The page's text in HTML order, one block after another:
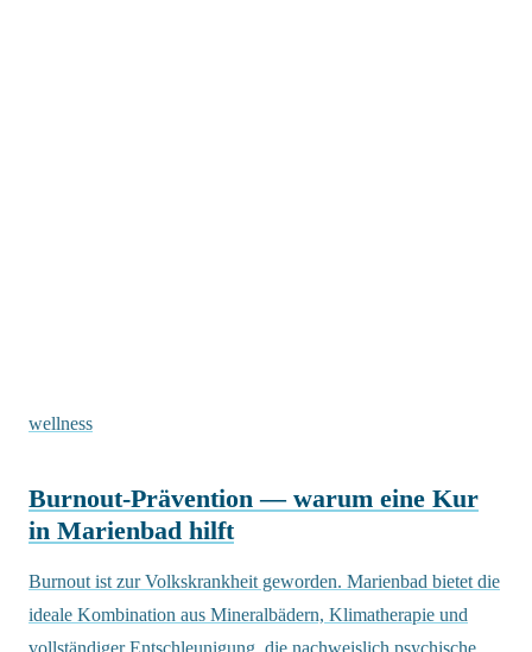
wellness
Burnout-Prävention — warum eine Kur
in Marienbad hilft
Burnout ist zur Volkskrankheit geworden. Marienbad bietet die
ideale Kombination aus Mineralbädern, Klimatherapie und
vollständiger Entschleunigung, die nachweislich psychische